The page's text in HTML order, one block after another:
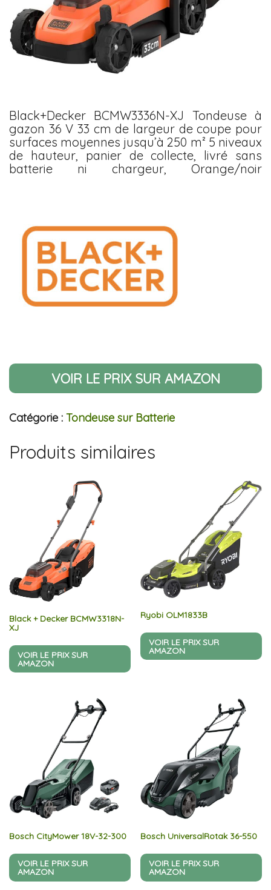
Black+Decker BCMW3336N-XJ Tondeuse à
gazon 36 V 33 cm de largeur de coupe pour
surfaces moyennes jusqu’à 250 m² 5 niveaux
de hauteur, panier de collecte, livré sans
batterie ni chargeur, Orange/noir
VOIR LE PRIX SUR AMAZON
Catégorie : Tondeuse sur Batterie
Produits similaires
Black + Decker BCMW3318N-
XJ
VOIR LE PRIX SUR
AMAZON
Ryobi OLM1833B
VOIR LE PRIX SUR
AMAZON
Bosch CityMower 18V-32-300
VOIR LE PRIX SUR
AMAZON
Bosch UniversalRotak 36-550
VOIR LE PRIX SUR
AMAZON